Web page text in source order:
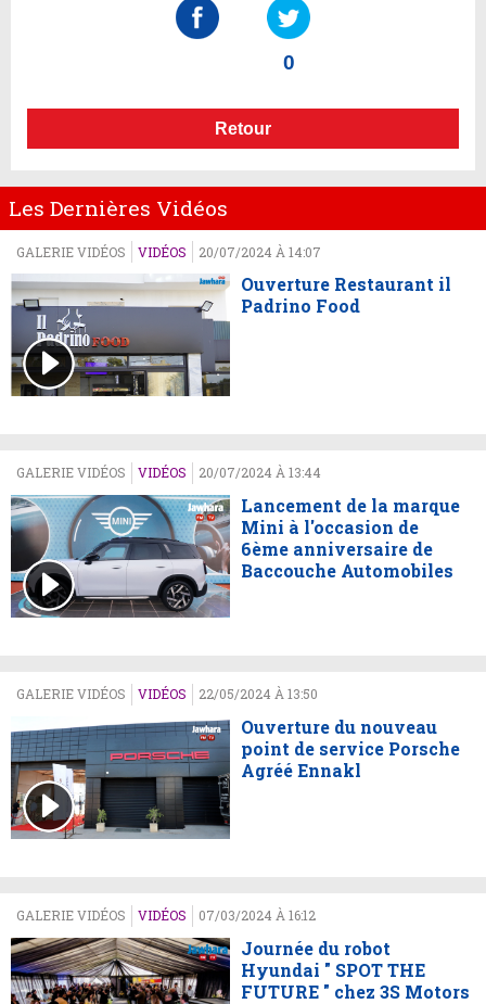
0
Retour
Les Dernières Vidéos
GALERIE VIDÉOS VIDÉOS 20/07/2024 À 14:07
Ouverture Restaurant il
Padrino Food
GALERIE VIDÉOS VIDÉOS 20/07/2024 À 13:44
Lancement de la marque
Mini à l'occasion de
6ème anniversaire de
Baccouche Automobiles
GALERIE VIDÉOS VIDÉOS 22/05/2024 À 13:50
Ouverture du nouveau
point de service Porsche
Agréé Ennakl
GALERIE VIDÉOS VIDÉOS 07/03/2024 À 16:12
Journée du robot
Hyundai " SPOT THE
FUTURE " chez 3S Motors